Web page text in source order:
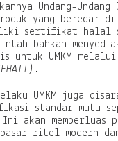
Undang-Undang
yang beredar di
sertifikat halal
bahkan
untuk UMKM melalui
.
UMKM juga
standar mutu
Ini akan memperluas
pasar ritel modern